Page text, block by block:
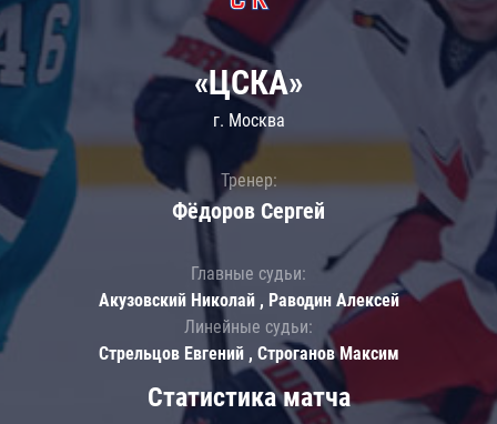
Статистика матча
«ЦСКА»
г. Москва
Тренер:
Фёдоров Сергей
Главные судьи:
Акузовский Николай , Раводин Алексей
Линейные судьи:
Стрельцов Евгений , Строганов Максим